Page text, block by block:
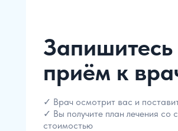
Запишитесь
приём к
✓ Врач осмотрит вас и
✓ Вы получите план лечения со
стоимостью